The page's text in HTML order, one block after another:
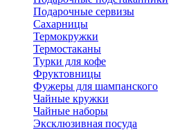
Подарочные сервизы
Сахарницы
Термокружки
Термостаканы
Турки для кофе
Фруктовницы
Фужеры для шампанского
Чайные кружки
Чайные наборы
Эксклюзивная посуда